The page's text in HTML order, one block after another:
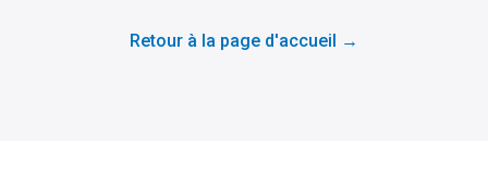
Retour à la page d'accueil →